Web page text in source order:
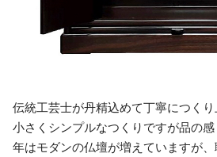
伝統工芸士が丹精込めて丁寧につくり
小さくシンプルなつくりですが品の
年はモダンの仏壇が増えていますが